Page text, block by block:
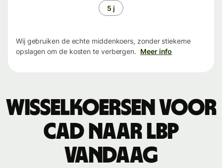
5 j
Wij gebruiken de echte middenkoers, zonder stiekeme
opslagen om de kosten te verbergen. Meer info
Wisselkoersen voor
CAD naar LBP
vandaag